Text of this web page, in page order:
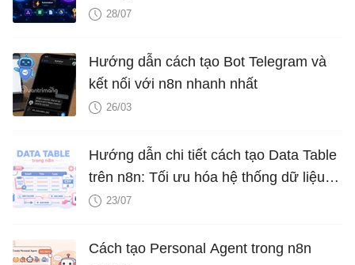
28/07
Hướng dẫn cách tạo Bot Telegram và
kết nối với n8n nhanh nhất
26/03
Hướng dẫn chi tiết cách tạo Data Table
trên n8n: Tối ưu hóa hệ thống dữ liệu tự
động23/07
Cách tạo Personal Agent trong n8n